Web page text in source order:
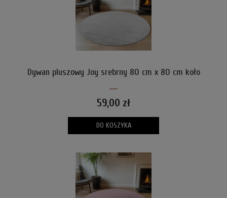
Dywan pluszowy Joy srebrny 80 cm x 80 cm koło
59,00 zł
DO KOSZYKA